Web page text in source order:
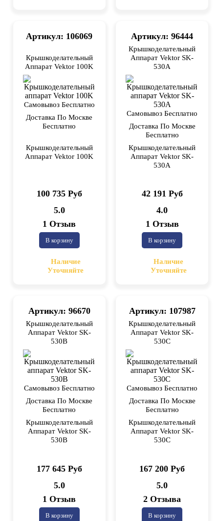
Артикул: 106069
Крышкоделательный
Аппарат Vektor 100K
Самовывоз Бесплатно
Доставка По Москве
Бесплатно
Крышкоделательный
Аппарат Vektor 100K
100 735 Руб
5.0
1 Отзыв
В корзину
Наличие
Уточняйте
Артикул: 96444
Крышкоделательный
Аппарат Vektor SK-
530A
Самовывоз Бесплатно
Доставка По Москве
Бесплатно
Крышкоделательный
Аппарат Vektor SK-
530A
42 191 Руб
4.0
1 Отзыв
В корзину
Наличие
Уточняйте
Артикул: 96670
Крышкоделательный
Аппарат Vektor SK-
530B
Самовывоз Бесплатно
Доставка По Москве
Бесплатно
Крышкоделательный
Аппарат Vektor SK-
530B
177 645 Руб
5.0
1 Отзыв
В корзину
Артикул: 107987
Крышкоделательный
Аппарат Vektor SK-
530C
Самовывоз Бесплатно
Доставка По Москве
Бесплатно
Крышкоделательный
Аппарат Vektor SK-
530C
167 200 Руб
5.0
2 Отзыва
В корзину